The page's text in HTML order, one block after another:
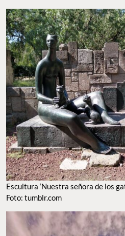
Escultura ‘Nuestra señora de los
Foto: tumblr.com